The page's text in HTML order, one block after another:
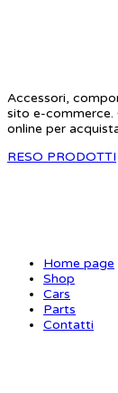
Accessori,
sito e-commerce.
online per
RESO PRODOTTI
Home page
Shop
Cars
Parts
Contatti